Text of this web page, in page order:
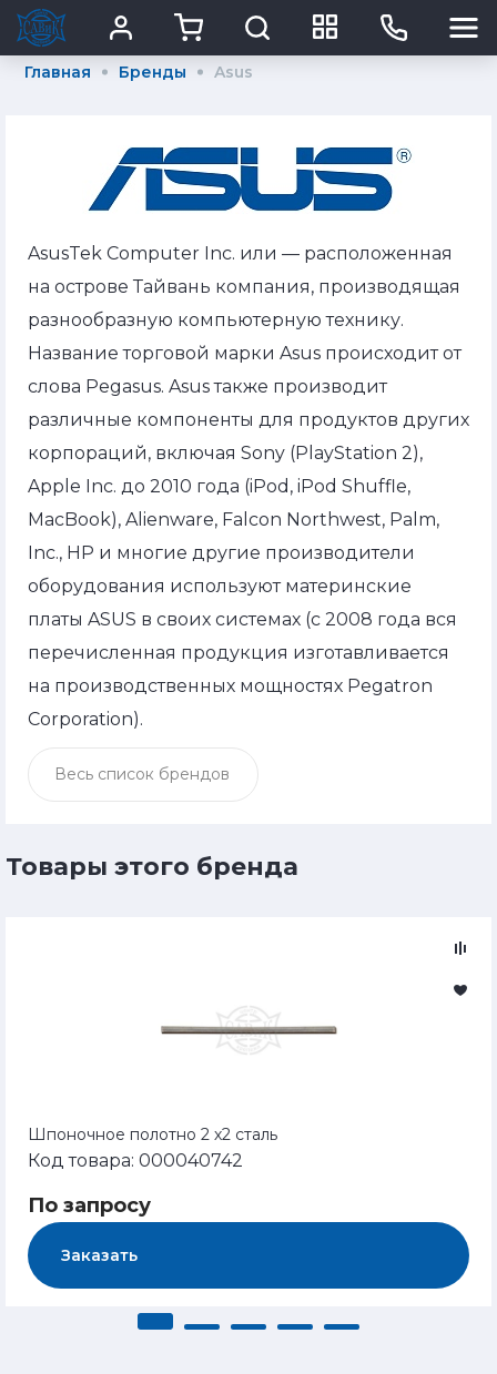
Главная Бренды Asus
AsusTek Computer Inc. или — расположенная
на острове Тайвань компания, производящая
разнообразную компьютерную технику.
Название торговой марки Asus происходит от
слова Pegasus. Asus также производит
различные компоненты для продуктов других
корпораций, включая Sony (PlayStation 2),
Apple Inc. до 2010 года (iPod, iPod Shuffle,
MacBook), Alienware, Falcon Northwest, Palm,
Inc., HP и многие другие производители
оборудования используют материнские
платы ASUS в своих системах (c 2008 года вся
перечисленная продукция изготавливается
на производственных мощностях Pegatron
Corporation).
Весь список брендов
Товары этого бренда
Шпоночное полотно 2 х2 сталь
Код товара: 000040742
По запросу
Заказать